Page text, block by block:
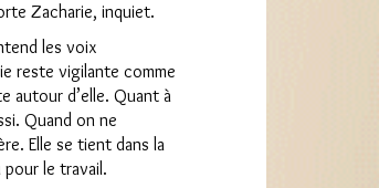
Zacharie, inquiet.
les voix
reste vigilante comme
autour d’elle. Quant à
Quand on ne
Elle se tient dans la
pour le travail.